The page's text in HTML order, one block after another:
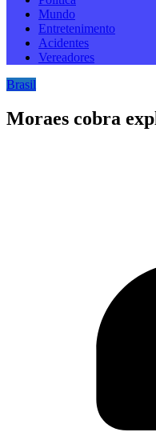
Mundo
Entretenimento
Acidentes
Vereadores
Brasil
Moraes cobra